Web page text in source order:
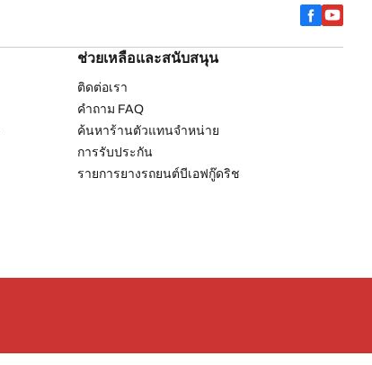
ช่วยเหลือและสนับสนุน
ติดต่อเรา
คำถาม FAQ
ค้นหาร้านตัวแทนจำหน่าย
การรับประกัน
รายการยางรถยนต์บีเอฟกู๊ดริช